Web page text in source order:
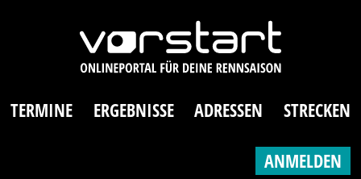
TERMINE ERGEBNISSE ADRESSEN STRECKEN
ANMELDEN